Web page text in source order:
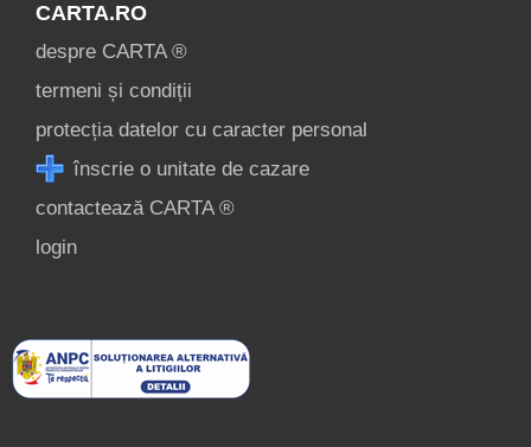
CARTA.RO
despre CARTA ®
termeni și condiții
protecția datelor cu caracter personal
înscrie o unitate de cazare
contactează CARTA ®
login